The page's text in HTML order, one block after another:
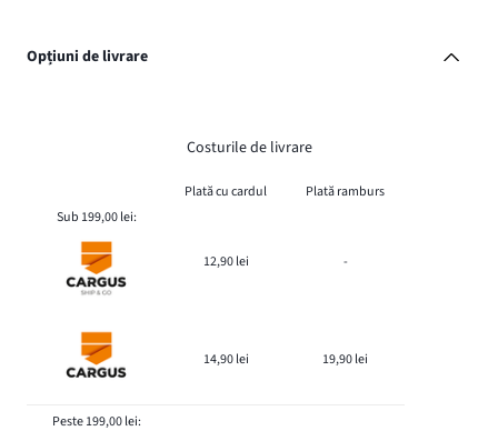
Opțiuni de livrare
Costurile de livrare
Plată cu cardul
Plată ramburs
Sub 199,00 lei:
12,90 lei -
14,90 lei 19,90 lei
Peste 199,00 lei: